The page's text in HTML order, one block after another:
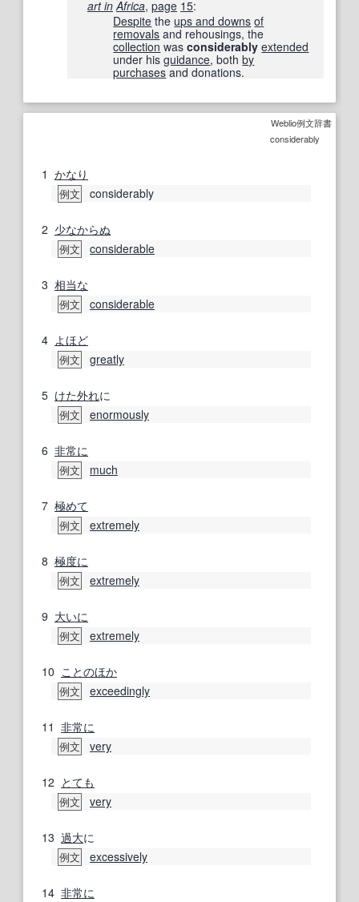
art in Africa, page 15:
Despite the ups and downs of
removals and rehousings, the
collection wasconsiderably extended
under hisguidance, bothby
purchases and donations.
Weblio例文辞書
considerably
1 かなり
例文 considerably
2 少なからぬ
例文 considerable
3 相当な
例文 considerable
4 よほど
例文 greatly
5 けた外れに
例文 enormously
6 非常に
例文 much
7 極めて
例文 extremely
8 極度に
例文 extremely
9 大いに
例文 extremely
10 ことのほか
例文 exceedingly
11 非常に
例文 very
12 とても
例文 very
13 過大に
例文 excessively
14 非常に